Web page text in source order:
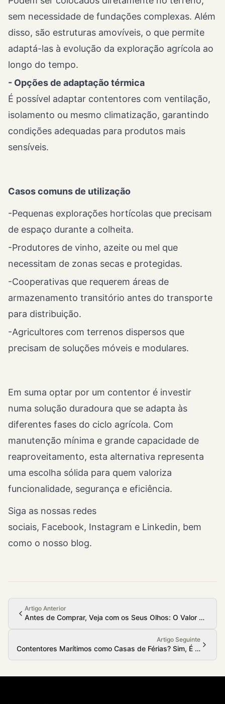
sem necessidade de fundações complexas. Além
disso, são estruturas amovíveis, o que permite
adaptá-las à evolução da exploração agrícola ao
longo do tempo.
- Opções de adaptação térmica
É possível adaptar contentores com ventilação,
isolamento ou mesmo climatização, garantindo
condições adequadas para produtos mais
sensíveis.
Casos comuns de utilização
-Pequenas explorações hortícolas que precisam
de espaço durante a colheita.
-Produtores de vinho, azeite ou mel que
necessitam de zonas secas e protegidas.
-Cooperativas que requerem áreas de
armazenamento transitório antes do transporte
para distribuição.
-Agricultores com terrenos dispersos que
precisam de soluções móveis e modulares.
Em suma optar por um contentor é investir
numa solução duradoura que se adapta às
diferentes fases do ciclo agrícola. Com
manutenção mínima e grande capacidade de
reaproveitamento, esta alternativa representa
uma escolha sólida para quem valoriza
funcionalidade, segurança e eficiência.
Siga as nossas redes
sociais, Facebook, Instagram e Linkedin, bem
como o nosso blog.
Artigo Anterior
Antes de Comprar, Veja com os Seus Olhos: O Valor da
Artigo Seguinte
Contentores Marítimos como Casas de Férias? Sim, É